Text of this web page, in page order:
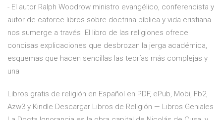
- El autor Ralph Woodrow ministro evangélico, conferencista y
autor de catorce libros sobre doctrina bíblica y vida cristiana
nos sumerge a través El libro de las religiones ofrece
concisas explicaciones que desbrozan la jerga académica,
esquemas que hacen sencillas las teorías más complejas y
una
Libros gratis de religión en Español en PDF, ePub, Mobi, Fb2,
Azw3 y Kindle Descargar Libros de Religión — Libros Geniales